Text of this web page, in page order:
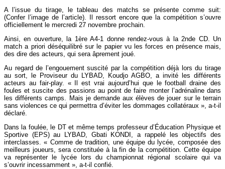
A l’issue du tirage, le tableau des matchs se présente comme suit:
(Confer l’image de l’article). Il ressort encore que la compétition s’ouvre
officiellement le mercredi 27 novembre prochain.
Ainsi, en ouverture, la 1ère A4-1 donne rendez-vous à la 2nde CD. Un
match a priori déséquilibré sur le papier vu les forces en présence mais,
des dire des acteurs, qui sera âprement joué.
Au regard de l’engouement suscité par la compétition déjà lors du tirage
au sort, le Proviseur du LYBAD, Koudjo AGBO, a invité les différents
acteurs au fair-play. « Il est vrai aujourd’hui que le football draine des
foules et suscite des passions au point de faire monter l’adrénaline dans
les différents camps. Mais je demande aux élèves de jouer sur le terrain
sans violences ce qui permettra d’éviter les dommages collatéraux », a-t-il
déclaré.
Dans la foulée, le DT et même temps professeur d’Éducation Physique et
Sportive (EPS) au LYBAD, Gbati KONDI, a rappelé les objectifs des
interclasses. « Comme de tradition, une équipe du lycée, composée des
meilleurs joueurs, sera constituée à la fin de la compétition. Cette équipe
va représenter le lycée lors du championnat régional scolaire qui va
s’ouvrir incessamment », a-t-il confié.